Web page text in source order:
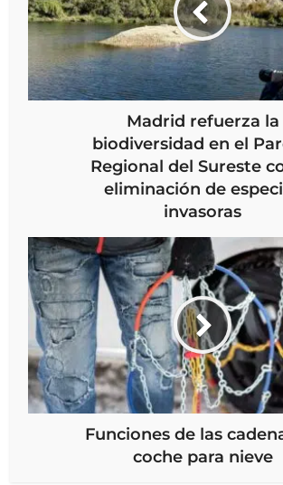
Madrid refuerza la
biodiversidad en el
Regional del Sureste
eliminación de
invasoras
Funciones de las
coche para nieve